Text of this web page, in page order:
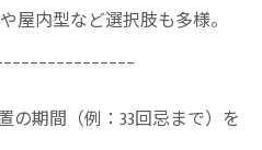
屋内型など選択肢も多様。
の期間（例：33回忌まで）を